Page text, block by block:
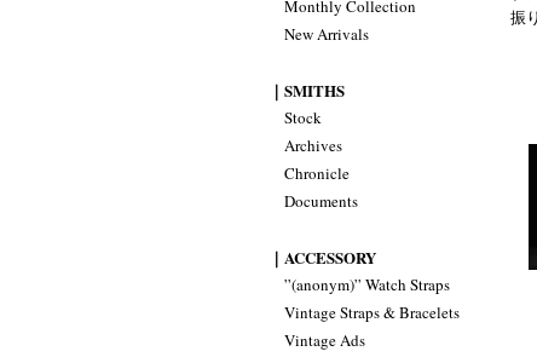
Monthly Collection
New Arrivals
｜SMITHS
Stock
Archives
Chronicle
Documents
｜ACCESSORY
”(anonym)” Watch Straps
Vintage Straps & Bracelets
Vintage Ads
振